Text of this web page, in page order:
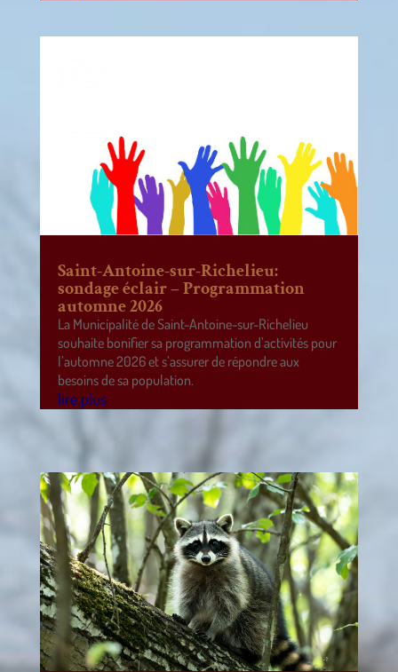
Saint-Antoine-sur-Richelieu:
sondage éclair – Programmation
automne 2026
La Municipalité de Saint-Antoine-sur-Richelieu
souhaite bonifier sa programmation d’activités pour
l’automne 2026 et s’assurer de répondre aux
besoins de sa population.
lire plus